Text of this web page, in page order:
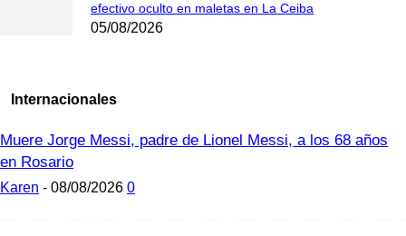
efectivo oculto en maletas en La Ceiba
05/08/2026
Internacionales
Muere Jorge Messi, padre de Lionel Messi, a los 68 años
en Rosario
Karen - 08/08/2026 0